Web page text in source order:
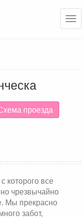
проезда
которого все
чрезвычайно
Мы прекрасно
забот,